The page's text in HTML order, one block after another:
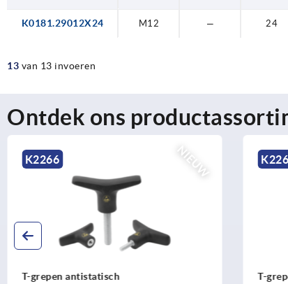
K0181.29012X24 M12 — 24
13 van 13 invoeren
Ontdek ons
NIEUW
K2266
T-grepen antistatisch T-